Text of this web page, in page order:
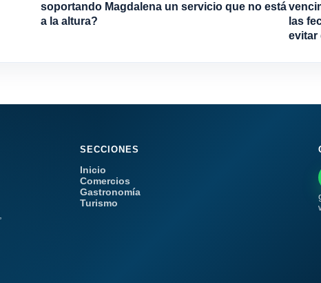
soportando Magdalena un servicio que no está
a la altura?
las
evitar
SECCIONES
Inicio
Comercios
Gastronomía
Turismo